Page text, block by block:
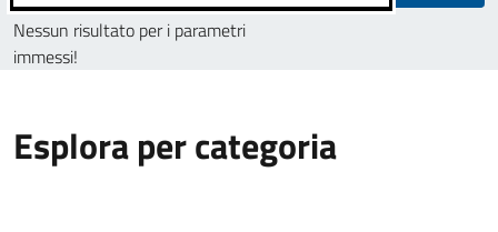
Nessun risultato per i parametri
immessi!
Esplora per categoria